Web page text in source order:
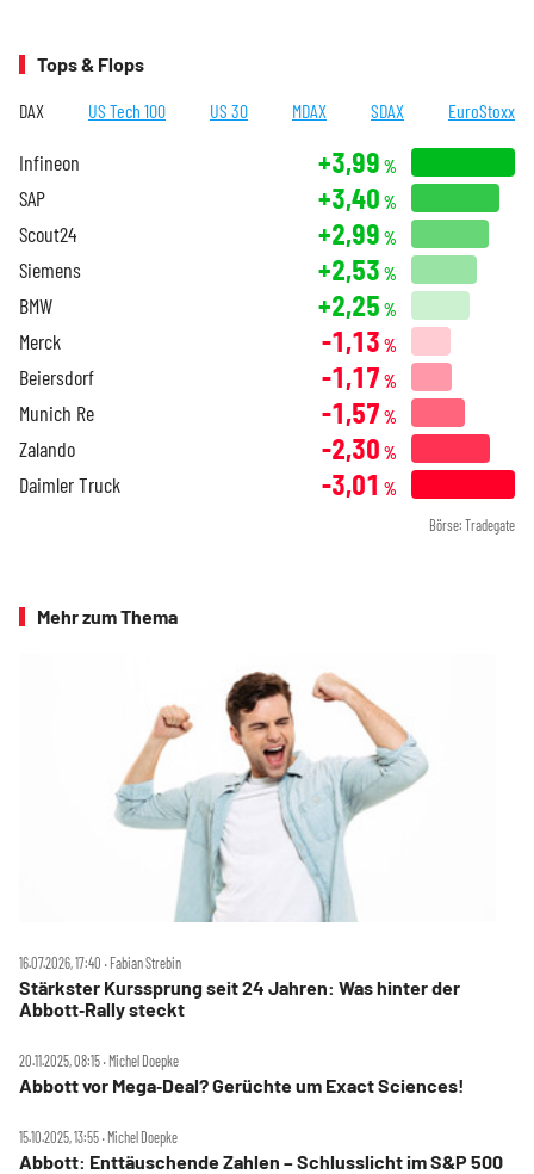
Tops & Flops
DAX US Tech 100 US 30 MDAX SDAX EuroStoxx
Infineon +3,99 %
SAP +3,40 %
Scout24 +2,99 %
Siemens +2,53 %
BMW +2,25 %
Merck -1,13 %
Beiersdorf -1,17 %
Munich Re -1,57 %
Zalando -2,30 %
Daimler Truck -3,01 %
Börse: Tradegate
Mehr zum Thema
16.07.2026, 17:40 ‧ Fabian Strebin
Stärkster Kurssprung seit 24 Jahren: Was hinter der
Abbott‑Rally steckt
20.11.2025, 08:15 ‧ Michel Doepke
Abbott vor Mega‑Deal? Gerüchte um Exact Sciences!
15.10.2025, 13:55 ‧ Michel Doepke
Abbott: Enttäuschende Zahlen – Schlusslicht im S&P 500